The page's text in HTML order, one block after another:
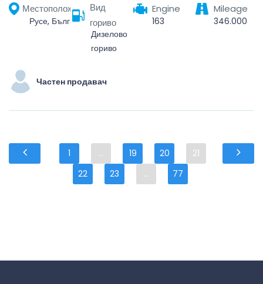
Местоположение
Русе, България
Вид
гориво
Дизелово
гориво
Engine
163
Mileage
346.000
Частен продавач
1 ... 19 20
21
22
23 ... 77